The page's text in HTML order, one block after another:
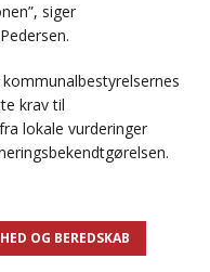
siger
krav til
lokale vurderinger
OG BEREDSKAB